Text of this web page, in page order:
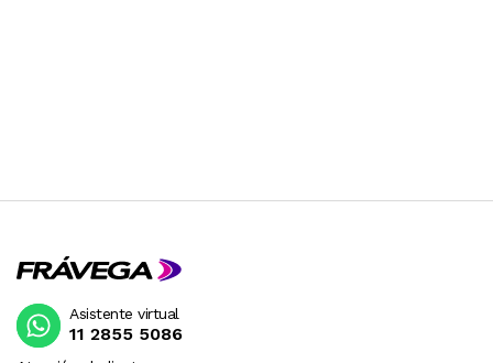
Asistente virtual
11 2855 5086